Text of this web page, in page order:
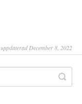
December 8, 2022